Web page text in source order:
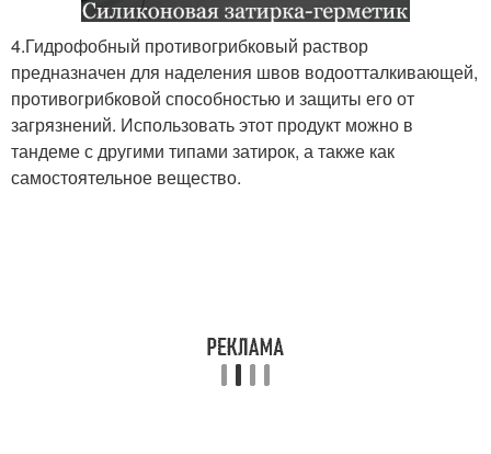
4.Гидрофобный противогрибковый раствор
предназначен для наделения швов водоотталкивающей,
противогрибковой способностью и защиты его от
загрязнений. Использовать этот продукт можно в
тандеме с другими типами затирок, а также как
самостоятельное вещество.